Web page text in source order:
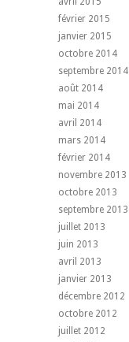
février 2015
janvier 2015
octobre 2014
septembre 2014
août 2014
mai 2014
avril 2014
mars 2014
février 2014
novembre 2013
octobre 2013
septembre 2013
juillet 2013
juin 2013
avril 2013
janvier 2013
décembre 2012
octobre 2012
juillet 2012